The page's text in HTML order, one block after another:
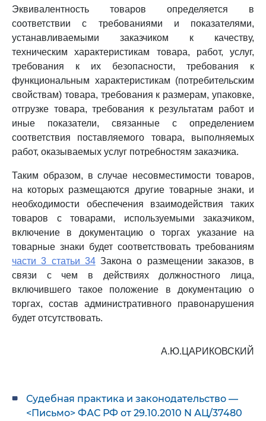
Эквивалентность товаров определяется в
соответствии с требованиями и показателями,
устанавливаемыми заказчиком к качеству,
техническим характеристикам товара, работ, услуг,
требования к их безопасности, требования к
функциональным характеристикам (потребительским
свойствам) товара, требования к размерам, упаковке,
отгрузке товара, требования к результатам работ и
иные показатели, связанные с определением
соответствия поставляемого товара, выполняемых
работ, оказываемых услуг потребностям заказчика.
Таким образом, в случае несовместимости товаров,
на которых размещаются другие товарные знаки, и
необходимости обеспечения взаимодействия таких
товаров с товарами, используемыми заказчиком,
включение в документацию о торгах указание на
товарные знаки будет соответствовать требованиям
части 3 статьи 34Закона о размещении заказов, в
связи с чем в действиях должностного лица,
включившего такое положение в документацию о
торгах, состав административного правонарушения
будет отсутствовать.
А.Ю.ЦАРИКОВСКИЙ
Судебная практика и законодательство —
<Письмо> ФАС РФ от 29.10.2010 N АЦ/37480